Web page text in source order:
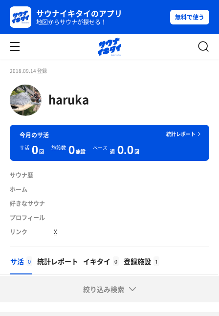
サウナイキタイのアプリ
地図からサウナが探せる！
無料で使う
2018.09.14 登録
haruka
統計レポート
今月のサ活
サ活 0回
施設数 0施設
ペース
週 0.0回
サウナ歴
ホーム
好きなサウナ
プロフィール
リンク
X
サ活 0 統計レポート イキタイ 0 登録施設 1
絞り込み検索